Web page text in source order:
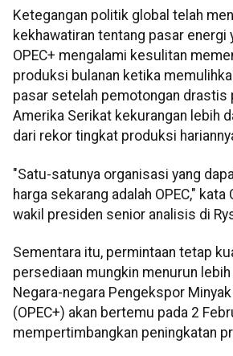
Ketegangan politik global telah
kekhawatiran tentang pasar energi
OPEC+ mengalami kesulitan
produksi bulanan ketika
pasar setelah pemotongan drastis
Amerika Serikat kekurangan lebih
dari rekor tingkat produksi
"Satu-satunya organisasi yang
harga sekarang adalah OPEC,"
wakil presiden senior analisis di
Sementara itu, permintaan tetap
persediaan mungkin menurun
Negara-negara Pengekspor
(OPEC+) akan bertemu pada 2
mempertimbangkan peningkatan